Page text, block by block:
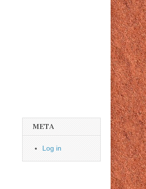
META
Log in